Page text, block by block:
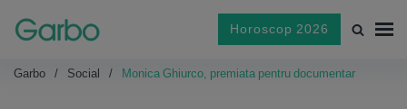
Horoscop 2026
Garbo Social Monica Ghiurco, premiata pentru documentar